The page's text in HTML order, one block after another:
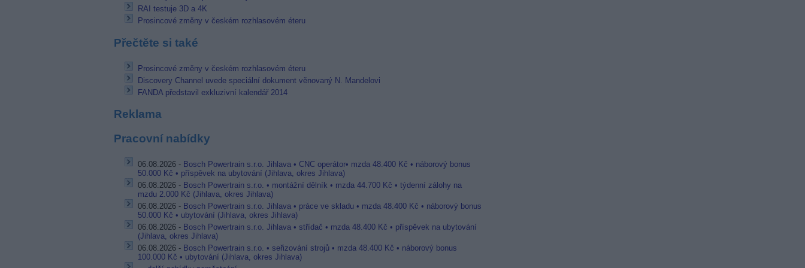
RAI testuje 3D a 4K
Prosincové změny v českém rozhlasovém éteru
Přečtěte si také
Prosincové změny v českém rozhlasovém éteru
Discovery Channel uvede speciální dokument věnovaný N. Mandelovi
FANDA představil exkluzivní kalendář 2014
Reklama
Pracovní nabídky
06.08.2026 - Bosch Powertrain s.r.o. Jihlava • CNC operátor• mzda 48.400 Kč • náborový bonus
50.000 Kč • příspěvek na ubytování (Jihlava, okres Jihlava)
06.08.2026 - Bosch Powertrain s.r.o. • montážní dělník • mzda 44.700 Kč • týdenní zálohy na
mzdu 2.000 Kč (Jihlava, okres Jihlava)
06.08.2026 - Bosch Powertrain s.r.o. Jihlava • práce ve skladu • mzda 48.400 Kč • náborový bonus
50.000 Kč • ubytování (Jihlava, okres Jihlava)
06.08.2026 - Bosch Powertrain s.r.o. Jihlava • střídač • mzda 48.400 Kč • příspěvek na ubytování
(Jihlava, okres Jihlava)
06.08.2026 - Bosch Powertrain s.r.o. • seřizování strojů • mzda 48.400 Kč • náborový bonus
100.000 Kč • ubytování (Jihlava, okres Jihlava)